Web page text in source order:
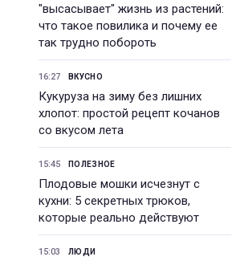
"высасывает" жизнь из растений:
что такое повилика и почему ее
так трудно побороть
16:27 ВКУСНО
Кукуруза на зиму без лишних
хлопот: простой рецепт кочанов
со вкусом лета
15:45 ПОЛЕЗНОЕ
Плодовые мошки исчезнут с
кухни: 5 секретных трюков,
которые реально действуют
15:03 ЛЮДИ